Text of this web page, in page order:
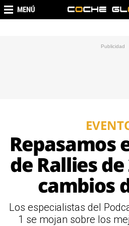
MENÚ
Repasamos
de Rallies
cambios
Los especialistas del
1 se mojan sobre los